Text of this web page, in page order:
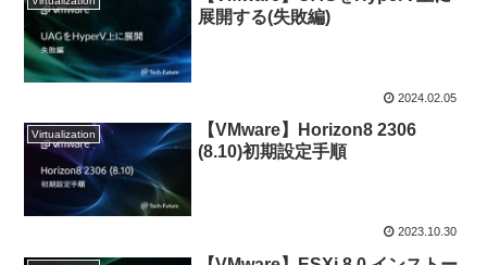
展開する(失敗編)
2024.02.05
Virtualization
【VMware】Horizon8 2306
(8.10)初期設定手順
2023.10.30